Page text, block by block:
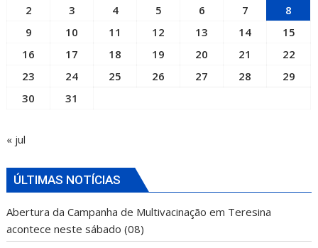
2
3 4 5 6 7
8
9
10 11 12 13 14
15
16
17 18 19 20 21
22
23
24 25 26 27 28
29
30
31
« jul
ÚLTIMAS NOTÍCIAS
Abertura da Campanha de Multivacinação em Teresina
acontece neste sábado (08)